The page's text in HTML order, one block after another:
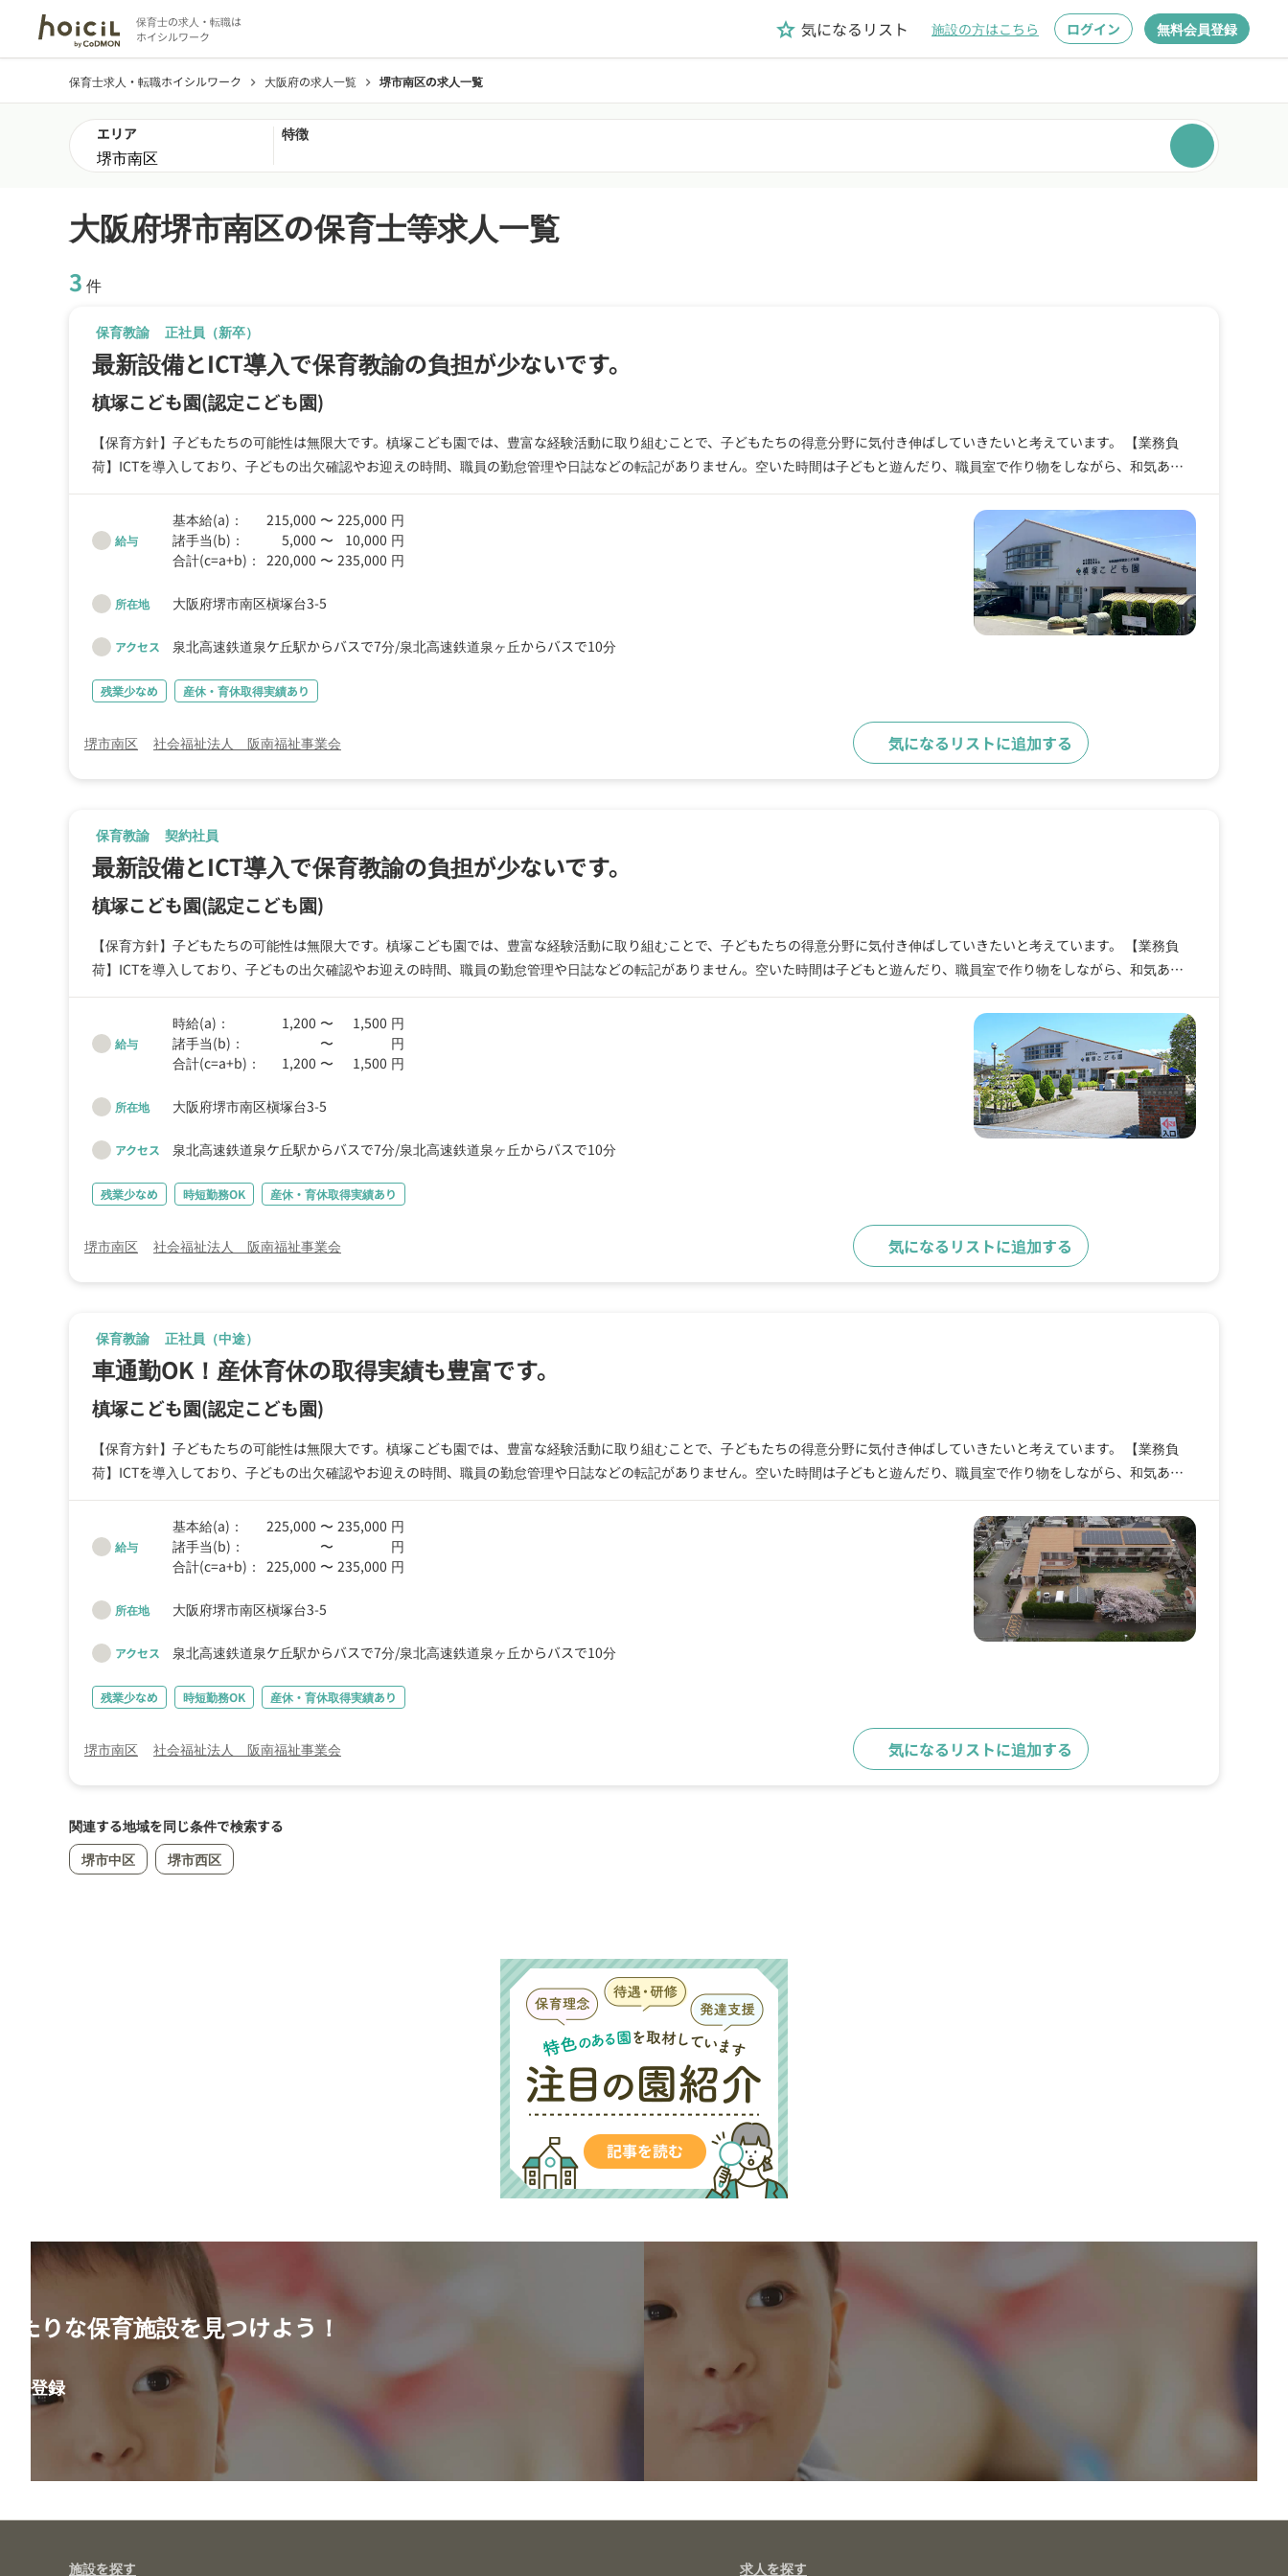
保育士の求人・転職は
ホイシルワーク
grade 気になるリスト 施設の方はこちら ログイン 無料会員登録
保育士求人・転職ホイシルワーク chevron_right 大阪府の求人一覧 chevron_right 堺市南区の求人一覧
エリア 特徴
大阪府堺市南区の保育士等求人一覧
3 件
保育教諭 正社員（新卒）
最新設備とICT導入で保育教諭の負担が少ないです。
槙塚こども園(認定こども園)
【保育方針】子どもたちの可能性は無限大です。槙塚こども園では、豊富な経験活動に取り組むことで、子どもたちの得意分野に気付き伸ばしていきたいと考えています。 【業務負
荷】ICTを導入しており、子どもの出欠確認やお迎えの時間、職員の勤怠管理や日誌などの転記がありません。空いた時間は子どもと遊んだり、職員室で作り物をしながら、和気あい
あいと保育について話ができる明るい職場です。
給与
基本給(a)： 215,000 〜 225,000 円
諸手当(b)：
5,000 〜 10,000 円
合計(c=a+b)： 220,000 〜 235,000 円
所在地 大阪府堺市南区槇塚台3-5
アクセス 泉北高速鉄道泉ケ丘駅からバスで7分 泉北高速鉄道泉ヶ丘からバスで10分
残業少なめ 産休・育休取得実績あり
堺市南区 社会福祉法人 阪南福祉事業会 気になるリストに追加する
保育教諭 契約社員
最新設備とICT導入で保育教諭の負担が少ないです。
槙塚こども園(認定こども園)
【保育方針】子どもたちの可能性は無限大です。槙塚こども園では、豊富な経験活動に取り組むことで、子どもたちの得意分野に気付き伸ばしていきたいと考えています。 【業務負
荷】ICTを導入しており、子どもの出欠確認やお迎えの時間、職員の勤怠管理や日誌などの転記がありません。空いた時間は子どもと遊んだり、職員室で作り物をしながら、和気あい
あいと保育について話ができる明るい職場です。
給与
時給(a)： 1,200 〜 1,500 円
諸手当(b)：
〜
円
合計(c=a+b)：
1,200 〜 1,500 円
所在地 大阪府堺市南区槇塚台3-5
アクセス 泉北高速鉄道泉ケ丘駅からバスで7分 泉北高速鉄道泉ヶ丘からバスで10分
残業少なめ 時短勤務OK 産休・育休取得実績あり
堺市南区 社会福祉法人 阪南福祉事業会 気になるリストに追加する
保育教諭 正社員（中途）
車通勤OK！産休育休の取得実績も豊富です。
槙塚こども園(認定こども園)
【保育方針】子どもたちの可能性は無限大です。槙塚こども園では、豊富な経験活動に取り組むことで、子どもたちの得意分野に気付き伸ばしていきたいと考えています。 【業務負
荷】ICTを導入しており、子どもの出欠確認やお迎えの時間、職員の勤怠管理や日誌などの転記がありません。空いた時間は子どもと遊んだり、職員室で作り物をしながら、和気あい
あいと保育について話ができる明るい職場です。
給与
基本給(a)： 225,000 〜 235,000 円
諸手当(b)：
〜
円
合計(c=a+b)： 225,000 〜 235,000 円
所在地 大阪府堺市南区槇塚台3-5
アクセス 泉北高速鉄道泉ケ丘駅からバスで7分 泉北高速鉄道泉ヶ丘からバスで10分
残業少なめ 時短勤務OK 産休・育休取得実績あり
堺市南区 社会福祉法人 阪南福祉事業会 気になるリストに追加する
関連する地域を同じ条件で検索する
堺市中区
堺市西区
たりな保育施設を見つけよう！
員登録
施設を探す 求人を探す